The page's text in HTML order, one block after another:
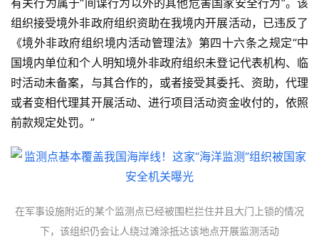
有关行为属于“间谍行为以外的其他危害国家安全行为”。该
组织接受境外非政府组织资助在我境内开展活动，已违反了
《境外非政府组织境内活动管理法》第四十六条之规定“中
国境内单位和个人明知境外非政府组织未登记代表机构、临
时活动未备案，与其合作的，或者接受其委托、资助，代理
或者变相代理其开展活动、进行项目活动资金收付的，依照
前款规定处罚。”
在军事设施附近的某个监测点已经被围栏拦住并且大门上锁的情况
下，该组织仍会让人绕过滩涂抵达该地点开展监测活动